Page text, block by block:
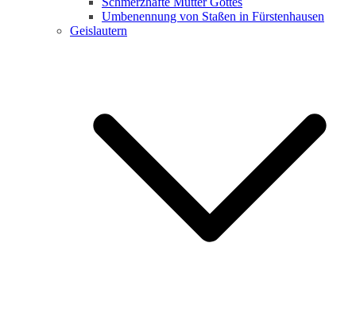
Umbenennung von Staßen in Fürstenhausen
Geislautern